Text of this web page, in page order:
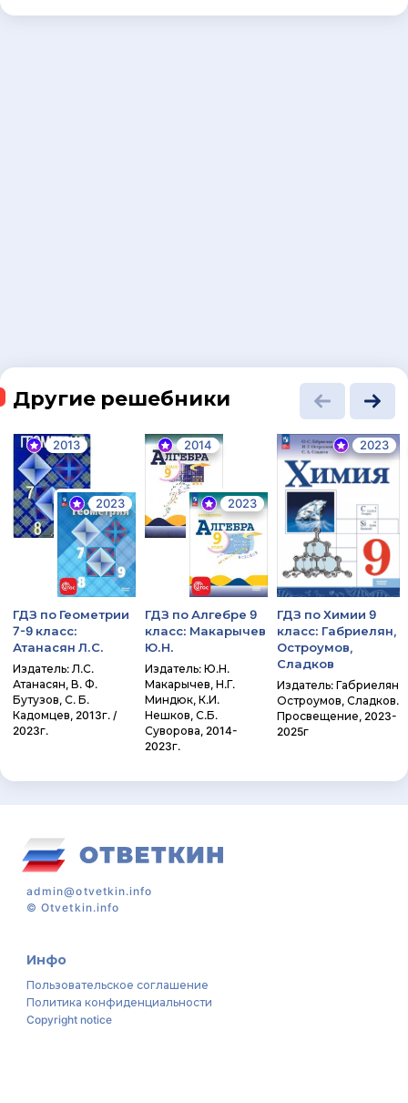
Другие решебники
2013
2023
ГДЗ по Геометрии
7-9 класс:
Атанасян Л.С.
Издатель: Л.С.
Атанасян, В. Ф.
Бутузов, С. Б.
Кадомцев, 2013г. /
2023г.
2014
2023
ГДЗ по Алгебре 9
класс: Макарычев
Ю.Н.
Издатель: Ю.Н.
Макарычев, Н.Г.
Миндюк, К.И.
Нешков, С.Б.
Суворова, 2014-
2023г.
2023
ГДЗ по Химии 9
класс: Габриелян,
Остроумов,
Сладков
Издатель: Габриелян
Остроумов, Сладков.
Просвещение, 2023-
2025г
admin@otvetkin.info
©Otvetkin.info
Инфо
Пользовательское соглашение
Политика конфиденциальности
Copyright notice